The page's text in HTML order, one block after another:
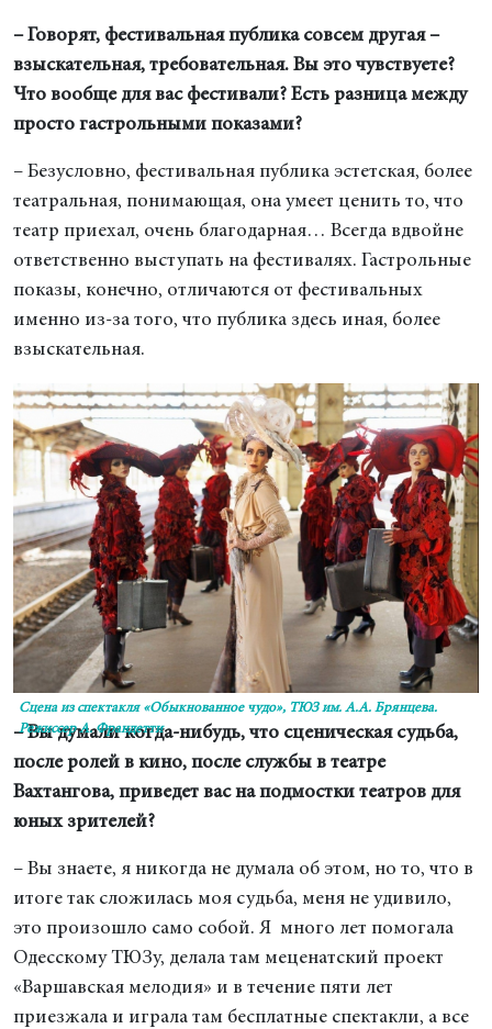
– Говорят, фестивальная публика совсем другая –
взыскательная, требовательная. Вы это чувствуете?
Что вообще для вас фестивали? Есть разница между
просто гастрольными показами?
– Безусловно, фестивальная публика эстетская, более
театральная, понимающая, она умеет ценить то, что
театр приехал, очень благодарная… Всегда вдвойне
ответственно выступать на фестивалях. Гастрольные
показы, конечно, отличаются от фестивальных
именно из-за того, что публика здесь иная, более
взыскательная.
Сцена из спектакля «Обыкнованное чудо», ТЮЗ им. А.А. Брянцева.
Режиссер А. Франдетти
– Вы думали когда-нибудь, что сценическая судьба,
после ролей в кино, после службы в театре
Вахтангова, приведет вас на подмостки театров для
юных зрителей?
– Вы знаете, я никогда не думала об этом, но то, что в
итоге так сложилась моя судьба, меня не удивило,
это произошло само собой. Я много лет помогала
Одесскому ТЮЗу, делала там меценатский проект
«Варшавская мелодия» и в течение пяти лет
приезжала и играла там бесплатные спектакли, а все